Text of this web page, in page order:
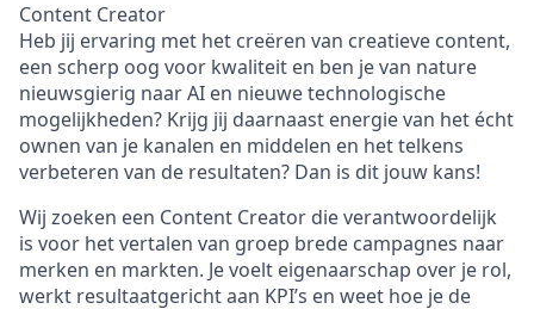
Content Creator
Heb jij ervaring met het creëren van creatieve content,
een scherp oog voor kwaliteit en ben je van nature
nieuwsgierig naar AI en nieuwe technologische
mogelijkheden? Krijg jij daarnaast energie van het écht
ownen van je kanalen en middelen en het telkens
verbeteren van de resultaten? Dan is dit jouw kans!
Wij zoeken een Content Creator die verantwoordelijk
is voor het vertalen van groep brede campagnes naar
merken en markten. Je voelt eigenaarschap over je rol,
werkt resultaatgericht aan KPI’s en weet hoe je de